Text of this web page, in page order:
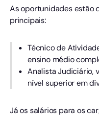
As oportunidades estão
principais:
Técnico de
ensino médio
Analista Judiciário,
nível superior em
Já os salários para os